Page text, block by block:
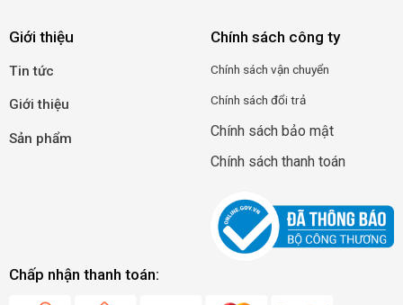
Giới thiệu
Tin tức
Giới thiệu
Sản phẩm
Chính sách công ty
Chính sách vận chuyển
Chính sách đổi trả
Chính sách bảo mật
Chính sách thanh toán
Chấp nhận thanh toán: